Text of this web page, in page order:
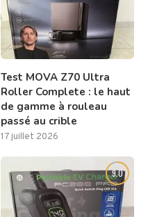
Test MOVA Z70 Ultra
Roller Complete : le haut
de gamme à rouleau
passé au crible
17 juillet 2026
9.0